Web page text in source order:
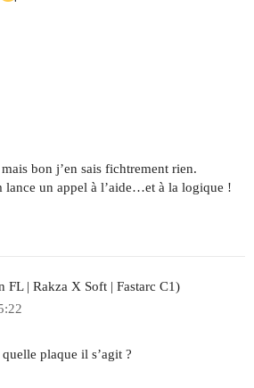
mais bon j’en sais fichtrement rien.
lance un appel à l’aide…et à la logique !
FL | Rakza X Soft | Fastarc C1)
plaque il s’agit ?